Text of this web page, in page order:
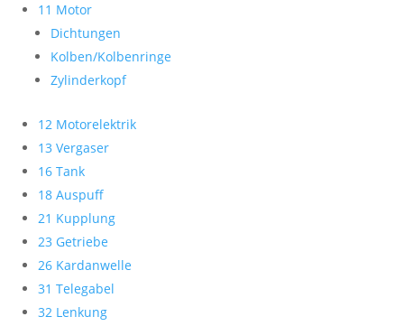
11 Motor
Dichtungen
Kolben/Kolbenringe
Zylinderkopf
12 Motorelektrik
13 Vergaser
16 Tank
18 Auspuff
21 Kupplung
23 Getriebe
26 Kardanwelle
31 Telegabel
32 Lenkung